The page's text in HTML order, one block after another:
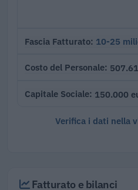
Fascia Fatturato 10-25
Costo del Personale
Capitale Sociale 150.000
Verifica i dati nella
Fatturato e bilanci